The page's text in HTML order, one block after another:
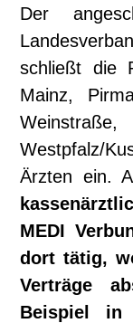
Der
schließt die
Mainz,
Westpfalz/
Ärzten ein.
MEDI
dort tätig,
Verträge
Beispiel in